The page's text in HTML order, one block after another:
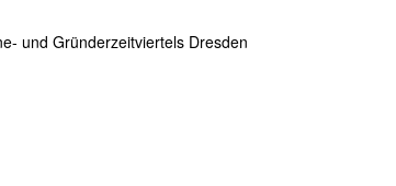
und Gründerzeitviertels Dresden